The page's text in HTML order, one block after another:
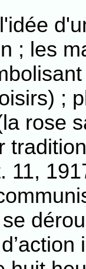
; les
;
rose
11,